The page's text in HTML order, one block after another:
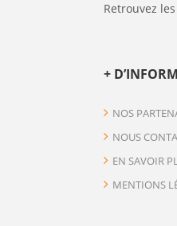
Retrouvez
+
NOS
NOUS
EN SAVOIR
MENTIONS